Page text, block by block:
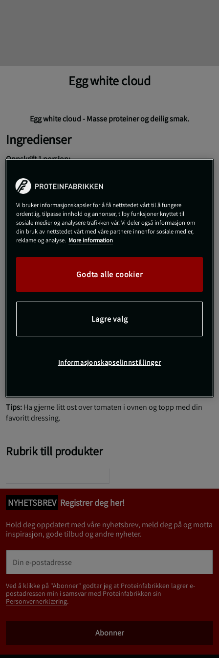
Egg white cloud
Egg white cloud - Masse proteiner og deilig smak.
Ingredienser
Oppskrift 1 porsjon:
50 gram eggehvite
4 skiver med tomat
4 skiver med rødløk
Topp med basilikum og litt salt og pepper
Sett ovnen på 225 grader.
Pisk eggehviten luftig. Ta en skje og legg skummet på ett
bakepapir og lag det til en rund form. Lag så en
Sett inn bake platen i stekeovnen i ca 4-5 minutter.
basilikum, salt og pepper, stek så videre i 3 minutter.
Pynt med spire mix.
Tips:Ha gjerne litt ost over tomaten i ovnen og topp med din
favoritt dressing.
Rubrik till produkter
NYHETSBREV Registrer deg her!
Hold deg oppdatert med våre nyhetsbrev, meld deg på og motta
inspirasjon, gode tilbud og andre nyheter.
Ved å klikke på "Abonner" godtar jeg at Proteinfabrikken lagrer e-
postadressen min i samsvar med Proteinfabrikken sin
Personvernerklæring.
Abonner
Vi bruker informasjonskapsler for å få nettstedet vårt til å fungere
ordentlig, tilpasse innhold og annonser, tilby funksjoner knyttet til
sosiale medier og analysere trafikken vår. Vi deler også informasjon om
din bruk av nettstedet vårt med våre partnere innenfor sosiale medier,
reklame og analyse. More information
Godta alle cookier
Lagre valg
Informasjonskapselinnstillinger